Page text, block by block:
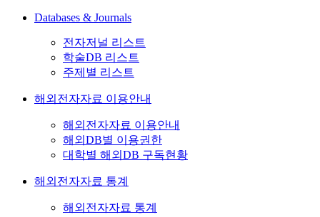
Databases & Journals
전자저널 리스트
학술DB 리스트
주제별 리스트
해외전자자료 이용안내
해외전자자료 이용안내
해외DB별 이용권한
대학별 해외DB 구독현황
해외전자자료 통계
해외전자자료 통계